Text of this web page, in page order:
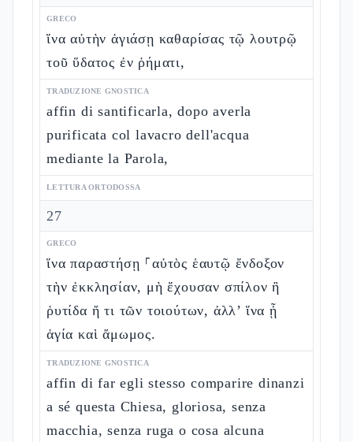
GRECO
ἵνα αὐτὴν ἁγιάσῃ καθαρίσας τῷ λουτρῷ
τοῦ ὕδατος ἐν ῥήματι,
TRADUZIONE GNOSTICA
affin di santificarla, dopo averla
purificata col lavacro dell'acqua
mediante la Parola,
LETTURA ORTODOSSA
27
GRECO
ἵνα παραστήσῃ ⸀αὐτὸς ἑαυτῷ ἔνδοξον
τὴν ἐκκλησίαν, μὴ ἔχουσαν σπίλον ἢ
ῥυτίδα ἤ τι τῶν τοιούτων, ἀλλ’ ἵνα ᾖ
ἁγία καὶ ἄμωμος.
TRADUZIONE GNOSTICA
affin di far egli stesso comparire dinanzi
a sé questa Chiesa, gloriosa, senza
macchia, senza ruga o cosa alcuna